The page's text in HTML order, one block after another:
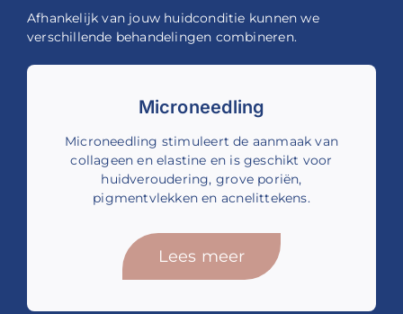
Afhankelijk van jouw huidconditie kunnen we
verschillende behandelingen combineren.
Microneedling
Microneedling stimuleert de aanmaak van
collageen en elastine en is geschikt voor
huidveroudering, grove poriën,
pigmentvlekken en acnelittekens.
Lees meer